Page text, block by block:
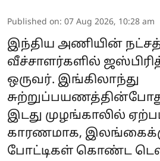
Published on: 07 Aug 2026, 10:28 am
இந்திய அணியின்
வீச்சாளர்களில் ஜஸ்பிரித்
ஒருவர். இங்கிலாந்து
சுற்றுப்பயணத்தின்போது
இடது முழங்காலில்
காரணமாக,
போட்டிகள் கொண்ட